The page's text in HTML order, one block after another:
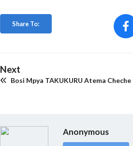
Share To:
Next
Bosi Mpya TAKUKURU Atema Cheche
Anonymous